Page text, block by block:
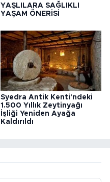
YAŞLILARA SAĞLIKLI
YAŞAM ÖNERİSİ
Syedra Antik Kenti'ndeki
1.500 Yıllık Zeytinyağı
İşliği Yeniden Ayağa
Kaldırıldı